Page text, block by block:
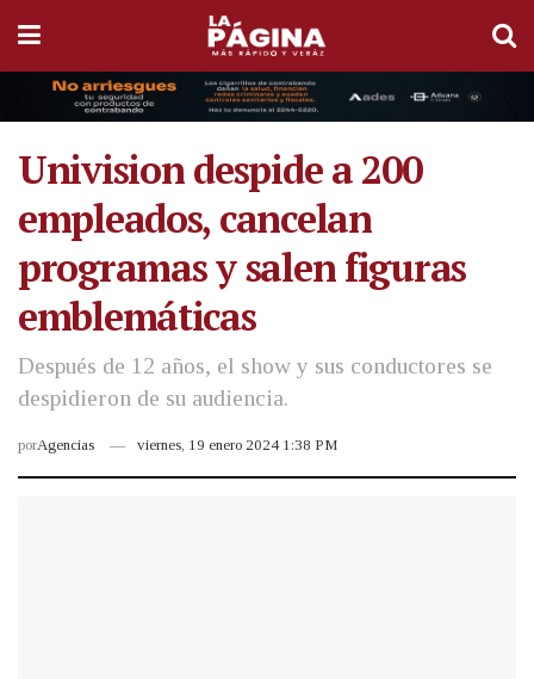
Univision despide a 200
empleados, cancelan
programas y salen figuras
emblemáticas
Después de 12 años, el show y sus conductores se
despidieron de su audiencia.
porAgencias viernes, 19 enero 2024 1:38 PM